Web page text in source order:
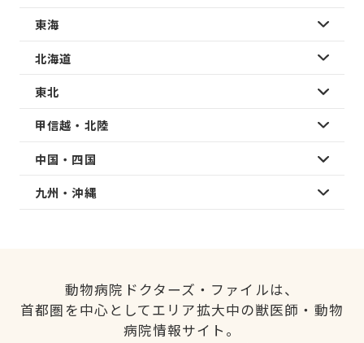
東海
北海道
東北
甲信越・北陸
中国・四国
九州・沖縄
動物病院ドクターズ・ファイルは、
首都圏を中心としてエリア拡大中の獣医師・動物
病院情報サイト。